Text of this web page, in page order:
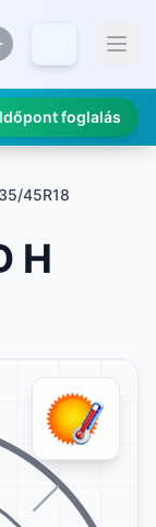
Időpont foglalás
45R18
H